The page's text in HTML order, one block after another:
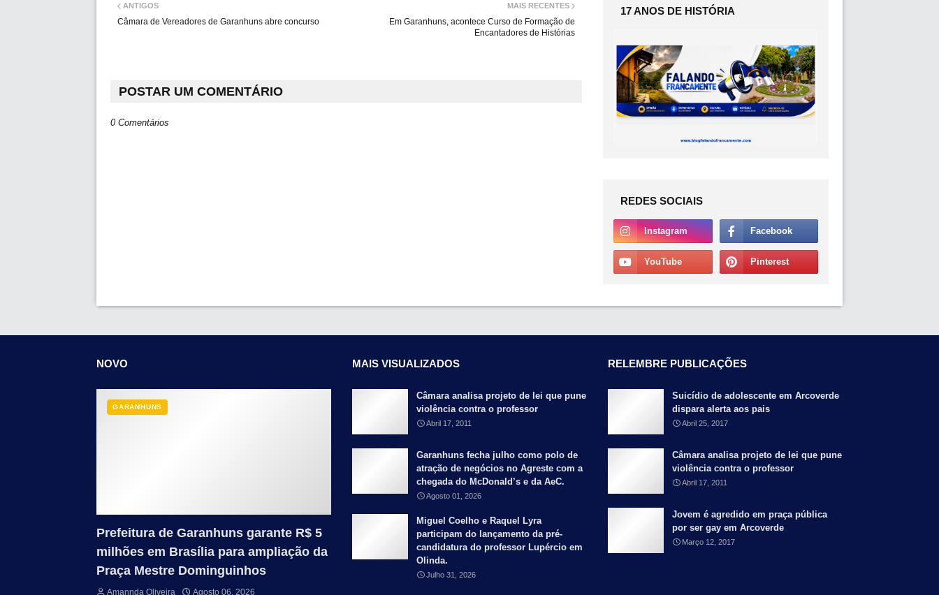
MAIS RECENTES
Em Garanhuns, acontece Curso de Formação de
Encantadores de Histórias
ANTIGOS
Câmara de Vereadores de Garanhuns abre concurso
POSTAR UM COMENTÁRIO
0 Comentários
17 ANOS DE HISTÓRIA
REDES SOCIAIS
NOVO
GARANHUNS
Prefeitura de Garanhuns garante R$ 5
milhões em Brasília para ampliação da
Praça Mestre Dominguinhos
Amannda Oliveira Agosto 06, 2026
MAIS VISUALIZADOS
Câmara analisa projeto de lei que pune
violência contra o professor
Abril 17, 2011
Garanhuns fecha julho como polo de
atração de negócios no Agreste com a
chegada do McDonald’s e da AeC.
Agosto 01, 2026
Miguel Coelho e Raquel Lyra
participam do lançamento da pré-
candidatura do professor Lupércio em
Olinda.
Julho 31, 2026
RELEMBRE PUBLICAÇÕES
Suicídio de adolescente em Arcoverde
dispara alerta aos pais
Abril 25, 2017
Câmara analisa projeto de lei que pune
violência contra o professor
Abril 17, 2011
Jovem é agredido em praça pública
por ser gay em Arcoverde
Março 12, 2017